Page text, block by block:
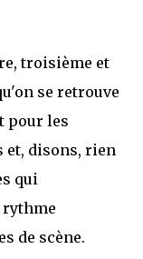
troisième et
se retrouve
pour les
et, disons, rien
qui
rythme
de scène.